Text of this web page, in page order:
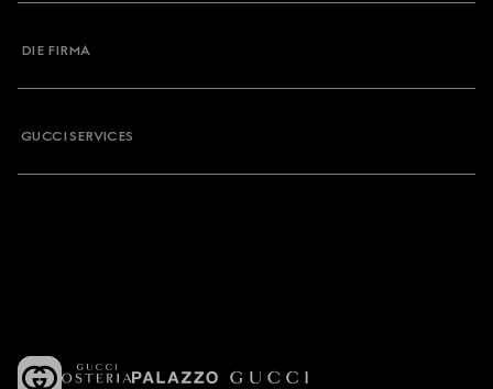
DIE FIRMA
GUCCI SERVICES